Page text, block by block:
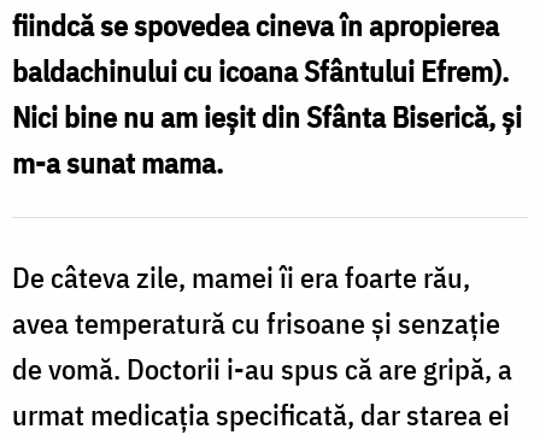
Maicii
/
Foto:
Magda
Buftea
fiindcă se spovedea cineva în apropierea
baldachinului cu icoana Sfântului Efrem).
Nici bine nu am ieșit din Sfânta Biserică, și
m-a sunat mama.
De câteva zile, mamei îi era foarte rău,
avea temperatură cu frisoane și senzație
de vomă. Doctorii i-au spus că are gripă, a
urmat medicația specificată, dar starea ei